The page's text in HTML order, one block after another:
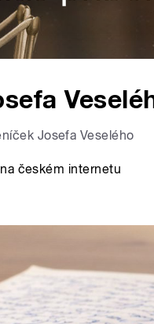
Josefa Veselého
českém internetu